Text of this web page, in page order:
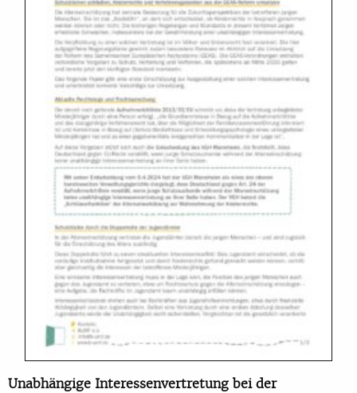
Unabhängige Interessenvertretung bei der